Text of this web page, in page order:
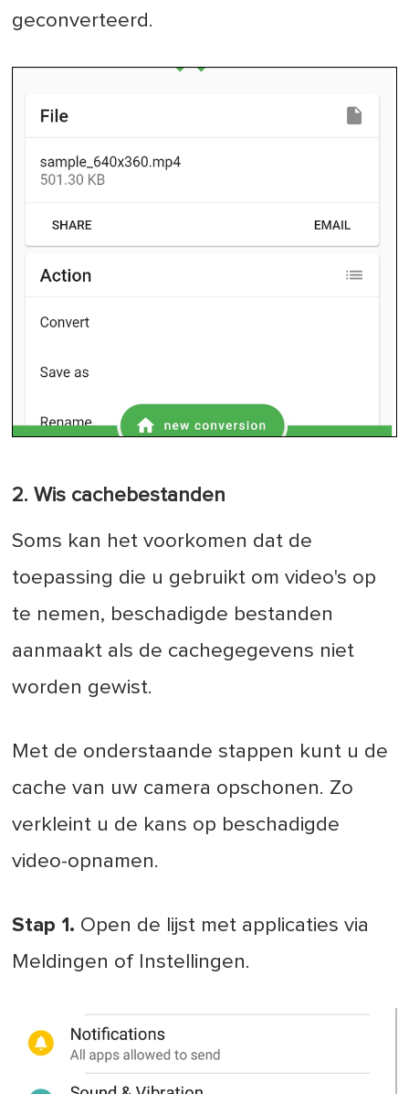
geconverteerd.
2. Wis cachebestanden
Soms kan het voorkomen dat de
toepassing die u gebruikt om video's op
te nemen, beschadigde bestanden
aanmaakt als de cachegegevens niet
worden gewist.
Met de onderstaande stappen kunt u de
cache van uw camera opschonen. Zo
verkleint u de kans op beschadigde
video-opnamen.
Stap 1. Open de lijst met applicaties via
Meldingen of Instellingen.